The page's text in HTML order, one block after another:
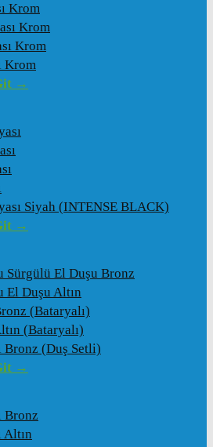
Krom
Krom
Krom
Krom
→
Siyah (INTENSE BLACK)
→
Sürgülü El Duşu Bronz
El Duşu Altın
(Bataryalı)
(Bataryalı)
Bronz (Duş Setli)
→
Bronz
Altın